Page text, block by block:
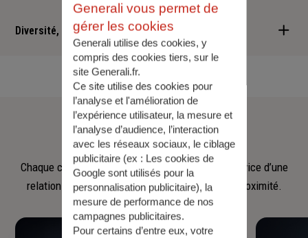
Nous sommes convaincus qu'il est possible d'allier performance
financière et retombées positives : cette vision est au cœur des
services que nous vous proposons.
Diversité, Equité, Inclusion
Nous faisons de la diversité, de l'équité et de l'inclusion un
engagement quotidien.
Notreéquipe
Chaque collaborateur met son savoir‑faire au service d’une
relation fondée sur l’écoute, la confiance et la proximité.
Generali vous permet de
gérer les cookies
Generali utilise des cookies, y
compris des cookies tiers, sur le
site Generali.fr.
Ce site utilise des cookies pour
l’analyse et l'amélioration de
l’expérience utilisateur, la mesure et
l’analyse d’audience, l’interaction
avec les réseaux sociaux, le ciblage
publicitaire (ex : Les cookies de
Google sont utilisés pour la
personnalisation publicitaire), la
mesure de performance de nos
campagnes publicitaires.
Pour certains d’entre eux, votre